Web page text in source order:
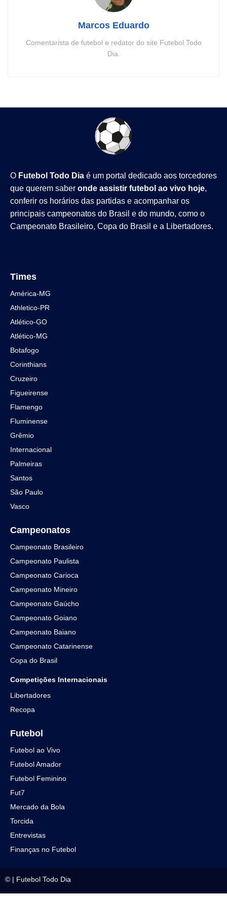
Marcos Eduardo
Comentarista de futebol e redator do site Futebol Todo
Dia.
O Futebol Todo Dia é um portal dedicado aos torcedores
que querem saber onde assistir futebol ao vivo hoje,
conferir os horários das partidas e acompanhar os
principais campeonatos do Brasil e do mundo, como o
Campeonato Brasileiro, Copa do Brasil e a Libertadores.
Times
América-MG
Athletico-PR
Atlético-GO
Atlético-MG
Botafogo
Corinthians
Cruzeiro
Figueirense
Flamengo
Fluminense
Grêmio
Internacional
Palmeiras
Santos
São Paulo
Vasco
Campeonatos
Campeonato Brasileiro
Campeonato Paulista
Campeonato Carioca
Campeonato Mineiro
Campeonato Gaúcho
Campeonato Goiano
Campeonato Baiano
Campeonato Catarinense
Copa do Brasil
Competições Internacionais
Libertadores
Recopa
Futebol
Futebol ao Vivo
Futebol Amador
Futebol Feminino
Fut7
Mercado da Bola
Torcida
Entrevistas
Finanças no Futebol
© | Futebol Todo Dia